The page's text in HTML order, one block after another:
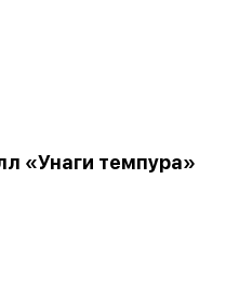
«Унаги темпура»